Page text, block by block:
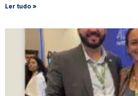
Ler tudo »